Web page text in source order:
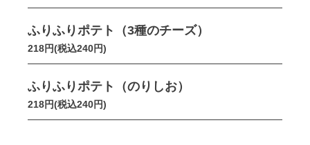
ふりふりポテト（3種のチーズ）
218円(税込240円)
ふりふりポテト（のりしお）
218円(税込240円)